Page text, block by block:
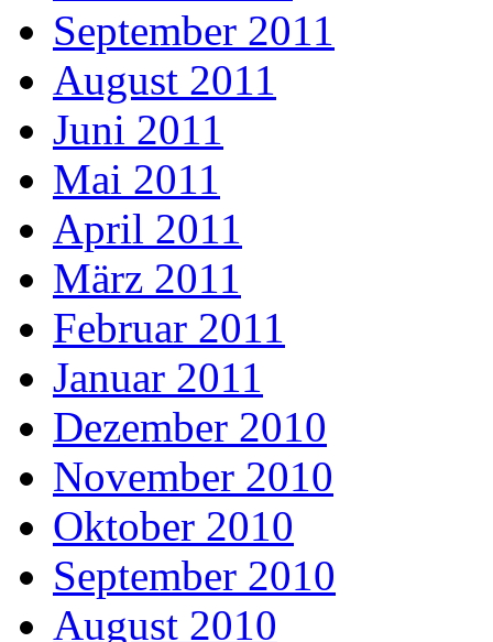
September 2011
August 2011
Juni 2011
Mai 2011
April 2011
März 2011
Februar 2011
Januar 2011
Dezember 2010
November 2010
Oktober 2010
September 2010
August 2010